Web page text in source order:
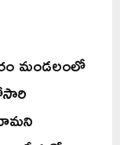
మండలంలో